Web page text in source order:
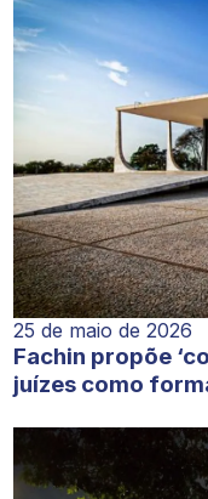
25 de maio de 2026
Fachin propõe
juízes como